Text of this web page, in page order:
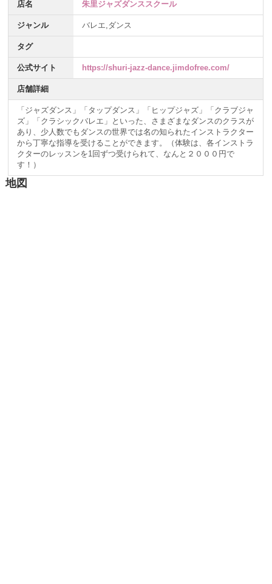
店名 朱里ジャズダンススクール
ジャンル バレエ,ダンス
タグ
公式サイト https://shuri-jazz-dance.jimdofree.com/
店舗詳細
「ジャズダンス」「タップダンス」「ヒップジャズ」「クラブジャ
ズ」「クラシックバレエ」といった、さまざまなダンスのクラスが
あり、少人数でもダンスの世界では名の知られたインストラクター
から丁寧な指導を受けることができます。（体験は、各インストラ
クターのレッスンを1回ずつ受けられて、なんと２０００円で
す！）
地図